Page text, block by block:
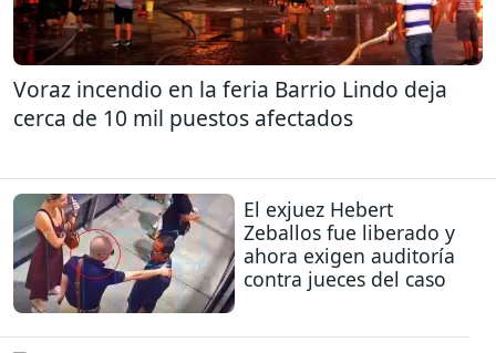
Voraz incendio en la feria Barrio Lindo deja
cerca de 10 mil puestos afectados
El exjuez Hebert
Zeballos fue liberado y
ahora exigen auditoría
contra jueces del caso